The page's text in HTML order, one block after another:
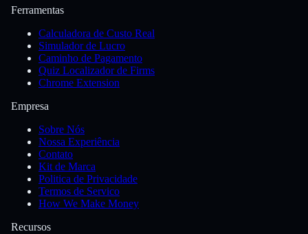
Ferramentas
Calculadora de Custo Real
Simulador de Lucro
Caminho de Pagamento
Quiz Localizador de Firms
Chrome Extension
Empresa
Sobre Nós
Nossa Experiência
Contato
Kit de Marca
Politica de Privacidade
Termos de Servico
How We Make Money
Recursos